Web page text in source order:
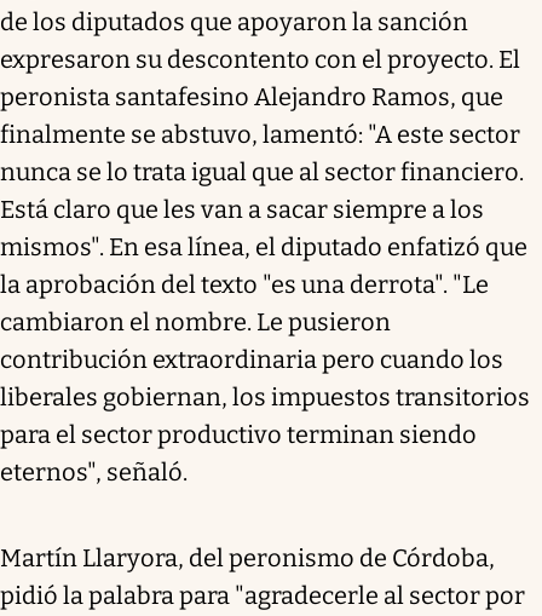
de los diputados que apoyaron la sanción
expresaron su descontento con el proyecto. El
peronista santafesino Alejandro Ramos, que
finalmente se abstuvo, lamentó: "A este sector
nunca se lo trata igual que al sector financiero.
Está claro que les van a sacar siempre a los
mismos". En esa línea, el diputado enfatizó que
la aprobación del texto "es una derrota". "Le
cambiaron el nombre. Le pusieron
contribución extraordinaria pero cuando los
liberales gobiernan, los impuestos transitorios
para el sector productivo terminan siendo
eternos", señaló.
Martín Llaryora, del peronismo de Córdoba,
pidió la palabra para "agradecerle al sector por